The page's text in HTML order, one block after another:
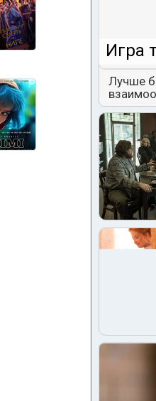
Игра
Лучше